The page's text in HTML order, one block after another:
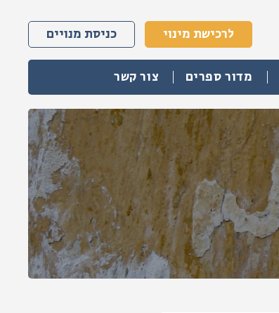
לרכישת מינוי כניסת מנויים
מדור ספרים
צור קשר